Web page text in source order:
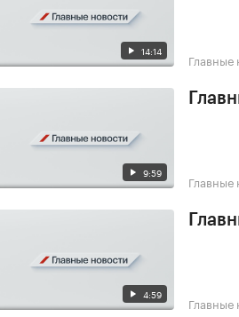
14:14 Главные
9:59 Главные
4:59 Главные